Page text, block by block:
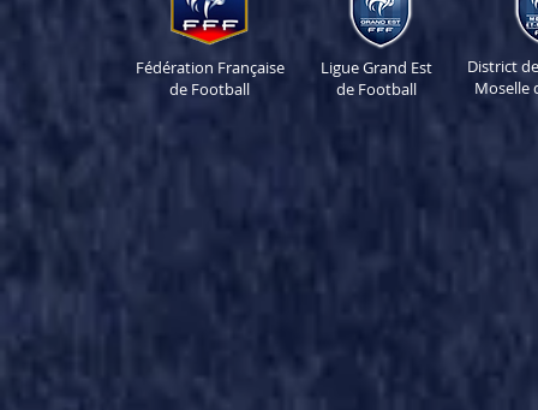
Fédération Française
de Football
Ligue Grand Est
de Football
District
Moselle